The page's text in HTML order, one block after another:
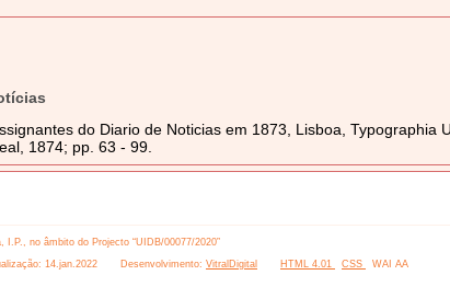
do Diario de Noticias em 1873, Lisboa, Typographia
1874; pp. 63 - 99.
no âmbito do Projecto “UIDB/00077/2020”
14.jan.2022 Desenvolvimento: VitralDigital HTML 4.01 CSS WAI AA